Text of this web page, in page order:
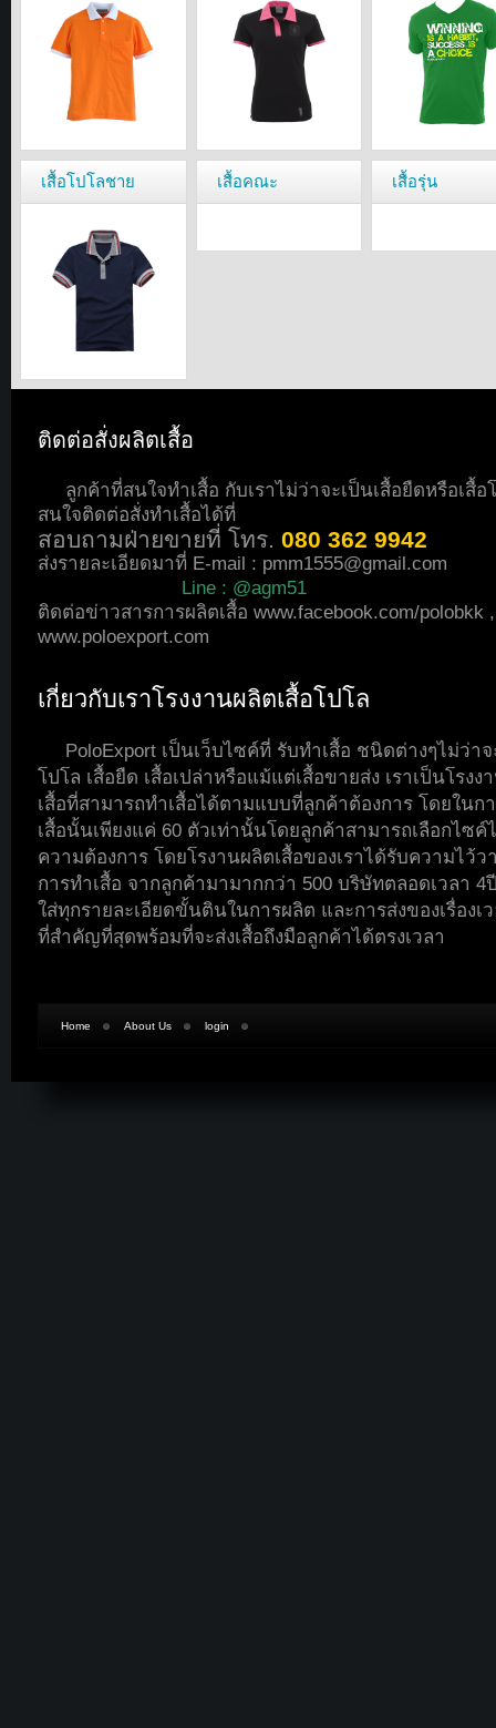
เสื้อโปโลชาย เสื้อคณะ เสื้อรุ่น
ติดต่อสั่งผลิตเสื้อ
ลูกค้าที่สนใจทำเสื้อ กับเราไม่ว่าจะเป็นเสื้อยืดหรือเสื้อ
สนใจติดต่อสั่งทำเสื้อได้ที่
สอบถามฝ่ายขายที่ โทร. 080 362 9942
ส่งรายละเอียดมาที่ E-mail : pmm1555@gmail.com
Line : @agm51
ติดต่อข่าวสารการผลิตเสื้อ www.facebook.com/polobkk ,
www.poloexport.com
เกี่ยวกับเราโรงงานผลิตเสื้อโปโล
PoloExport เป็นเว็บไซค์ที่ รับทำเสื้อ ชนิดต่างๆไม่ว่าจ
โปโล เสื้อยืด เสื้อเปล่าหรือแม้แต่เสื้อขายส่ง เราเป็นโรงง
เสื้อที่สามารถทำเสื้อได้ตามแบบที่ลูกค้าต้องการ โดยในก
เสื้อนั้นเพียงแค่ 60 ตัวเท่านั้นโดยลูกค้าสามารถเลือกไซค์
ความต้องการ โดยโรงานผลิตเสื้อของเราได้รับความไว้ว
การทำเสื้อ จากลูกค้ามามากกว่า 500 บริษัทตลอดเวลา
ใส่ทุกรายละเอียดขั้นตินในการผลิต และการส่งของเรื่องเ
ที่สำคัญที่สุดพร้อมที่จะส่งเสื้อถึงมือลูกค้าได้ตรงเวลา
Home About Us login